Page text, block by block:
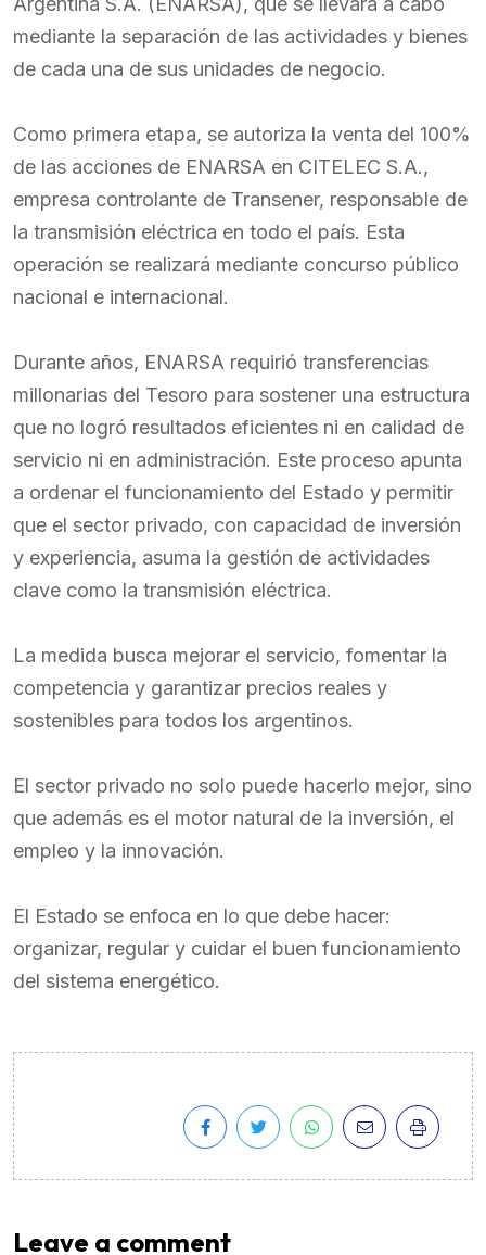
mediante la separación de las actividades y bienes
de cada una de sus unidades de negocio.
Como primera etapa, se autoriza la venta del 100%
de las acciones de ENARSA en CITELEC S.A.,
empresa controlante de Transener, responsable de
la transmisión eléctrica en todo el país. Esta
operación se realizará mediante concurso público
nacional e internacional.
Durante años, ENARSA requirió transferencias
millonarias del Tesoro para sostener una estructura
que no logró resultados eficientes ni en calidad de
servicio ni en administración. Este proceso apunta
a ordenar el funcionamiento del Estado y permitir
que el sector privado, con capacidad de inversión
y experiencia, asuma la gestión de actividades
clave como la transmisión eléctrica.
La medida busca mejorar el servicio, fomentar la
competencia y garantizar precios reales y
sostenibles para todos los argentinos.
El sector privado no solo puede hacerlo mejor, sino
que además es el motor natural de la inversión, el
empleo y la innovación.
El Estado se enfoca en lo que debe hacer:
organizar, regular y cuidar el buen funcionamiento
del sistema energético.
Leave a comment